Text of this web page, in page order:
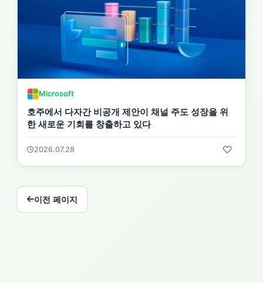
Microsoft
호주에서 다자간 비공개 제안이 채널 주도 성장을 위
한 새로운 기회를 창출하고 있다
2026.07.28
이전 페이지